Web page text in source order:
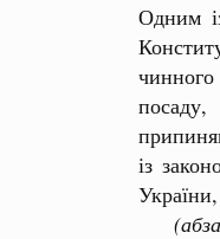
Одним
посаду,
із